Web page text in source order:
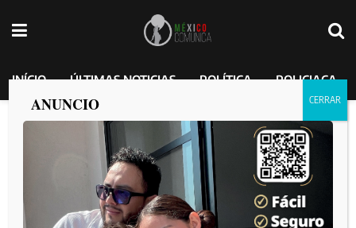
INÍCIO ÚLTIMAS NOTICIAS POLÍTICA POLICIACA
Resguardan por tierra y aire decomiso
de 8 millones de litros de combustible en
Ensenada
ANUNCIO